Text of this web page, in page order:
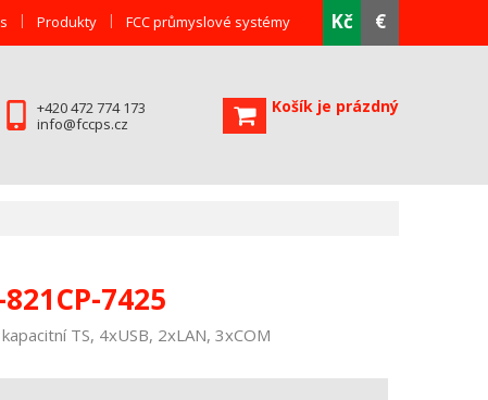
Kč €
Produkty FCC průmyslové systémy
Košík je prázdný
+420 472 774 173
info@fccps.cz
7425
TS, 4xUSB, 2xLAN, 3xCOM